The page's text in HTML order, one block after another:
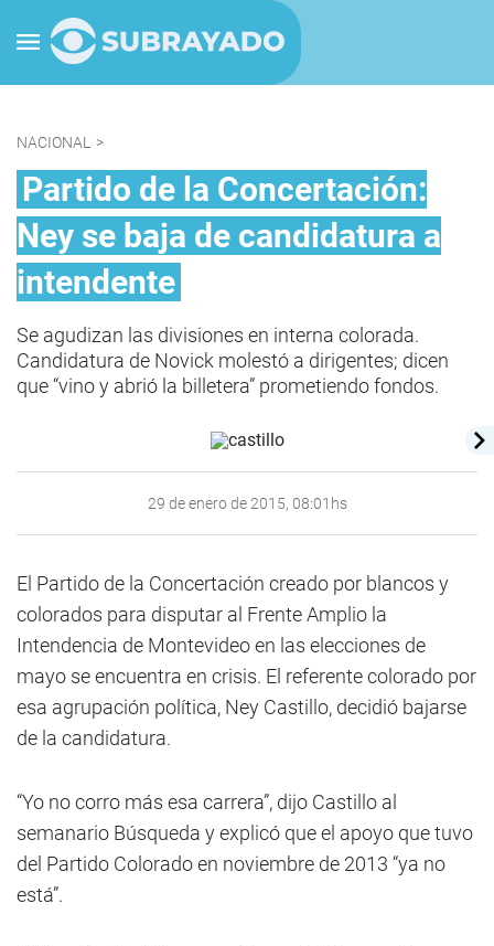
NACIONAL >
Partido de la Concertación:
Ney se baja de candidatura a
intendente
Se agudizan las divisiones en interna colorada.
Candidatura de Novick molestó a dirigentes; dicen
que “vino y abrió la billetera” prometiendo fondos.
29 de enero de 2015, 08:01hs
El Partido de la Concertación creado por blancos y
colorados para disputar al Frente Amplio la
Intendencia de Montevideo en las elecciones de
mayo se encuentra en crisis. El referente colorado por
esa agrupación política, Ney Castillo, decidió bajarse
de la candidatura.
“Yo no corro más esa carrera”, dijo Castillo al
semanario Búsqueda y explicó que el apoyo que tuvo
del Partido Colorado en noviembre de 2013 “ya no
está”.